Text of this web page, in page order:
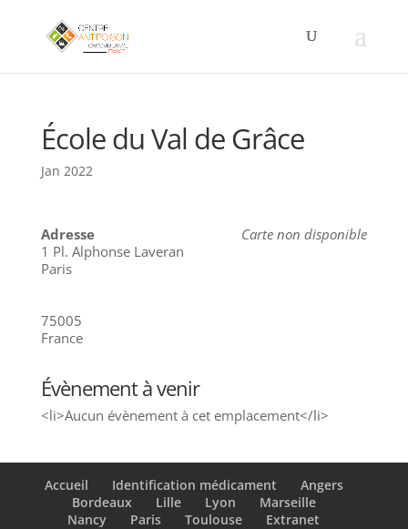
École du Val de Grâce
Jan 2022
Carte non disponible
Adresse
1 Pl. Alphonse Laveran
Paris
75005
France
Évènement à venir
<li>Aucun évènement à cet emplacement</li>
Accueil Identification médicament
Angers
Bordeaux
Lille Lyon
Marseille
Nancy
Paris Toulouse Extranet